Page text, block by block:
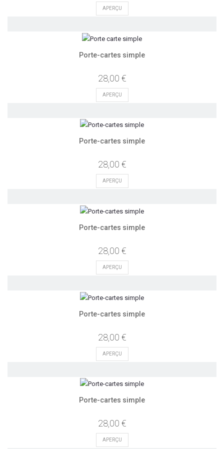
APERÇU
Porte-cartes simple
28,00 €
APERÇU
Porte-cartes simple
28,00 €
APERÇU
Porte-cartes simple
28,00 €
APERÇU
Porte-cartes simple
28,00 €
APERÇU
Porte-cartes simple
28,00 €
APERÇU